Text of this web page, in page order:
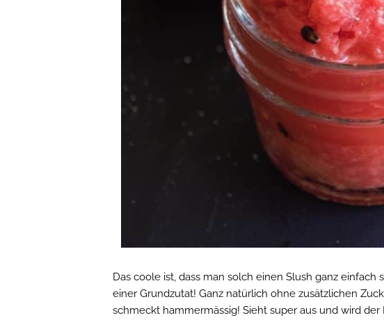
Das coole ist, dass man solch einen Slush ganz
einer Grundzutat! Ganz natürlich ohne zusätzlichen
schmeckt hammermässig! Sieht super aus und wird